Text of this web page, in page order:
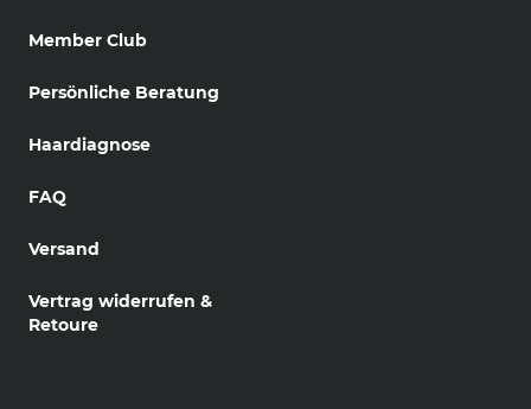
Member Club
Persönliche Beratung
Haardiagnose
FAQ
Versand
Vertrag widerrufen &
Retoure